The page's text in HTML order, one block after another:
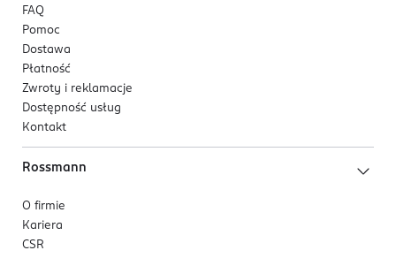
sekretariat@nesperta.com
48613067772
Kod EAN
5 902751 470130
FAQ
Pomoc
Dostawa
Płatność
Zwroty i reklamacje
Dostępność usług
Kontakt
Rossmann
O firmie
Kariera
CSR